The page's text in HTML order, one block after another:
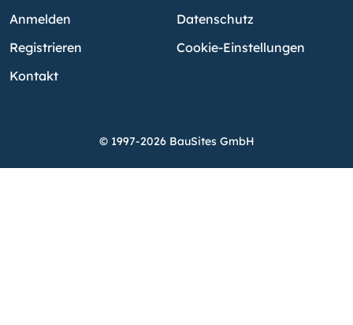
Anmelden
Registrieren
Kontakt
Datenschutz
Cookie-Einstellungen
© 1997-2026 BauSites GmbH